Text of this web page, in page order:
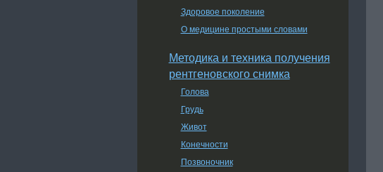
Здоровое поколение
О медицине простыми словами
Методика и техника получения
рентгеновского снимка
Голова
Грудь
Живот
Конечности
Позвоночник